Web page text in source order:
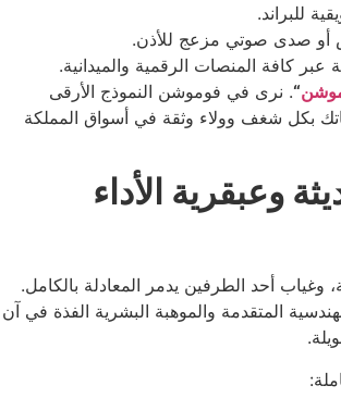
للبراند.
أو صدى صوتي مزعج للأذن.
كافة المنصات الرقمية والميدانية.
“. نرى في فوموشن النموذج الأرقى
بكل شغف وولاء وثقة في أسواق المملكة
الأداء
وغياب أحد الطرفين يدمر المعادلة بالكامل.
المتقدمة والموهبة البشرية الفذة في آن